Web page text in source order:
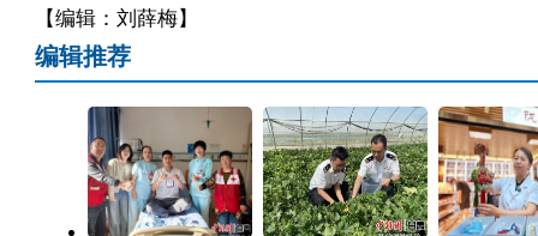
【编辑：刘薛梅】
编辑推荐